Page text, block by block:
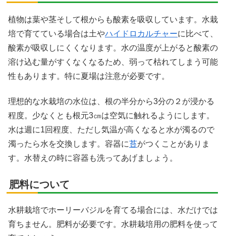
植物は葉や茎そして根からも酸素を吸収しています。水栽
培で育てている場合は土やハイドロカルチャーに比べて、
酸素が吸収しにくくなります。水の温度が上がると酸素の
溶け込む量がすくなくなるため、弱って枯れてしまう可能
性もあります。特に夏場は注意が必要です。
理想的な水栽培の水位は、根の半分から3分の２が浸かる
程度。少なくとも根元3㎝は空気に触れるようにします。
水は週に1回程度、ただし気温が高くなると水が濁るので
濁ったら水を交換します。容器に苔がつくことがありま
す。水替えの時に容器も洗ってあげましょう。
肥料について
水耕栽培でホーリーバジルを育てる場合には、水だけでは
育ちません。肥料が必要です。水耕栽培用の肥料を使って